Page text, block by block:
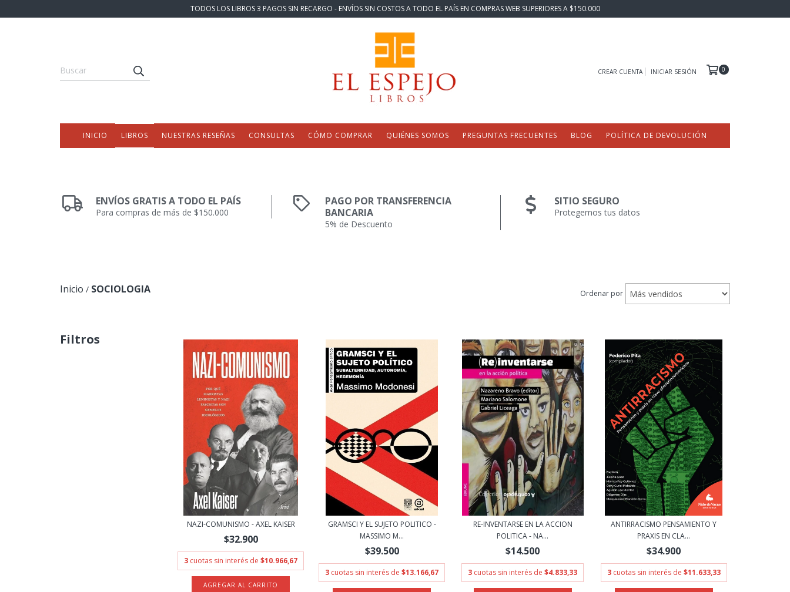
TODOS LOS LIBROS 3 PAGOS SIN RECARGO - ENVÍOS SIN COSTOS A TODO EL PAÍS EN COMPRAS WEB SUPERIORES A $150.000
CREAR CUENTA INICIAR SESIÓN 0
INICIO LIBROS NUESTRAS RESEÑAS CONSULTAS CÓMO COMPRAR QUIÉNES SOMOS PREGUNTAS FRECUENTES BLOG POLÍTICA DE DEVOLUCIÓN
ENVÍOS GRATIS A TODO EL PAÍS
Para compras de más de $150.000
PAGO POR TRANSFERENCIA
BANCARIA
5% de Descuento
SITIO SEGURO
Protegemos tus datos
Inicio / SOCIOLOGIA Ordenar por
Filtros
NAZI-COMUNISMO - AXEL KAISER
$32.900
3 cuotas sin interés de$10.966,67
GRAMSCI Y EL SUJETO POLITICO -
MASSIMO M...
$39.500
3 cuotas sin interés de$13.166,67
RE-INVENTARSE EN LA ACCION
POLITICA - NA...
$14.500
3 cuotas sin interés de$4.833,33
ANTIRRACISMO PENSAMIENTO Y
PRAXIS EN CLA...
$34.900
3 cuotas sin interés de $11.633,33